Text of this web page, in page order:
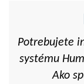
Potrebujete
systému
Ako